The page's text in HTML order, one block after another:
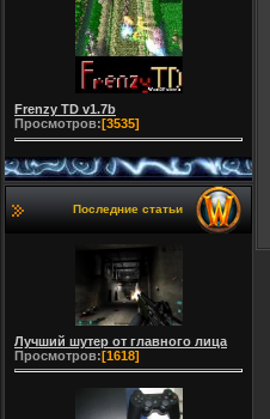
Frenzy TD v1.7b
Просмотров: [3535]
Последние статьи
Лучший шутер от главного лица
Просмотров:[1618]